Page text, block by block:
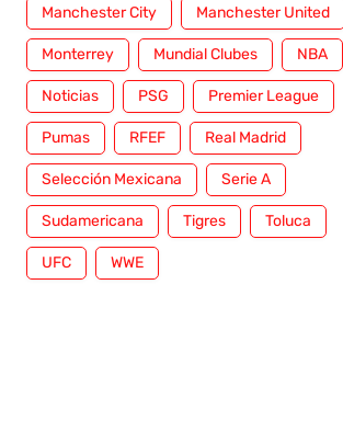
Manchester City Manchester United
Monterrey Mundial Clubes NBA
Noticias PSG Premier League
Pumas RFEF Real Madrid
Selección Mexicana Serie A
Sudamericana Tigres Toluca
UFC WWE